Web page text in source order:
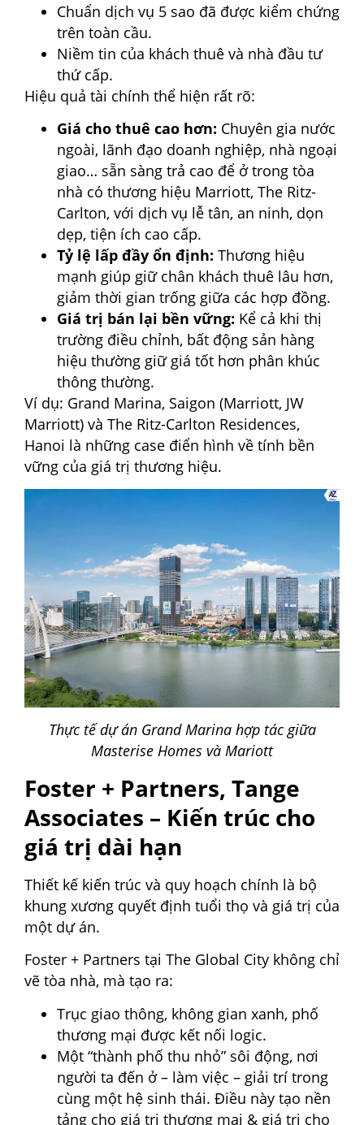
Chuẩn dịch vụ 5 sao đã được kiểm chứng
trên toàn cầu.
Niềm tin của khách thuê và nhà đầu tư
thứ cấp.
Hiệu quả tài chính thể hiện rất rõ:
Giá cho thuê cao hơn: Chuyên gia nước
ngoài, lãnh đạo doanh nghiệp, nhà ngoại
giao… sẵn sàng trả cao để ở trong tòa
nhà có thương hiệu Marriott, The Ritz-
Carlton, với dịch vụ lễ tân, an ninh, dọn
dẹp, tiện ích cao cấp.
Tỷ lệ lấp đầy ổn định: Thương hiệu
mạnh giúp giữ chân khách thuê lâu hơn,
giảm thời gian trống giữa các hợp đồng.
Giá trị bán lại bền vững: Kể cả khi thị
trường điều chỉnh, bất động sản hàng
hiệu thường giữ giá tốt hơn phân khúc
thông thường.
Ví dụ: Grand Marina, Saigon (Marriott, JW
Marriott) và The Ritz-Carlton Residences,
Hanoi là những case điển hình về tính bền
vững của giá trị thương hiệu.
Thực tế dự án Grand Marina hợp tác giữa
Masterise Homes và Mariott
Foster + Partners, Tange
Associates – Kiến trúc cho
giá trị dài hạn
Thiết kế kiến trúc và quy hoạch chính là bộ
khung xương quyết định tuổi thọ và giá trị của
một dự án.
Foster + Partners tại The Global City không chỉ
vẽ tòa nhà, mà tạo ra:
Trục giao thông, không gian xanh, phố
thương mại được kết nối logic.
Một “thành phố thu nhỏ” sôi động, nơi
người ta đến ở – làm việc – giải trí trong
cùng một hệ sinh thái. Điều này tạo nền
tảng cho giá trị thương mại & giá trị cho